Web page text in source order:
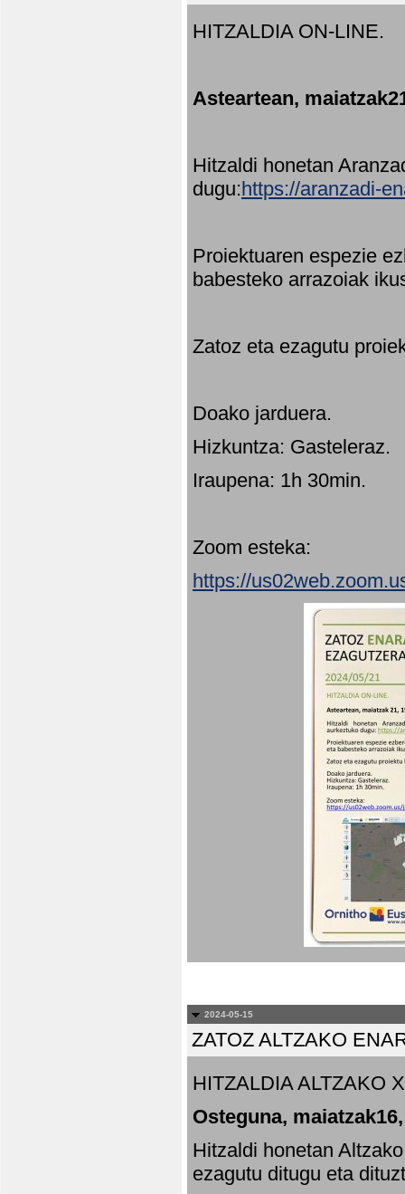
HITZALDIA ON-LINE.
Asteartean,
Hitzaldi honetan
dugu:https://aranzadi-
Proiektuaren espezie
babesteko arrazoiak
Zatoz eta ezagutu
Doako jarduera.
Hizkuntza: Gasteleraz.
Iraupena: 1h 30min.
Zoom esteka:
https://
2024-05-15
ZATOZ ALTZAKO
HITZALDIA ALTZAKO
Osteguna,
Hitzaldi honetan
ezagutu ditugu eta